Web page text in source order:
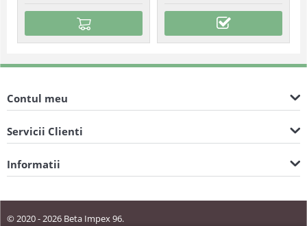
Contul meu
Servicii Clienti
Informatii
© 2020 - 2026 Beta Impex 96.